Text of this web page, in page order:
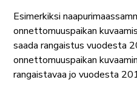
Esimerkiksi
onnettomuuspaikan
saada rangaistus vuodesta
onnettomuuspaikan
rangaistavaa jo vuodesta